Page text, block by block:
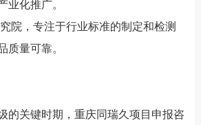
业化推广。
院，专注于行业标准的制定和检测
质量可靠。
的关键时期，重庆同瑞久项目申报咨